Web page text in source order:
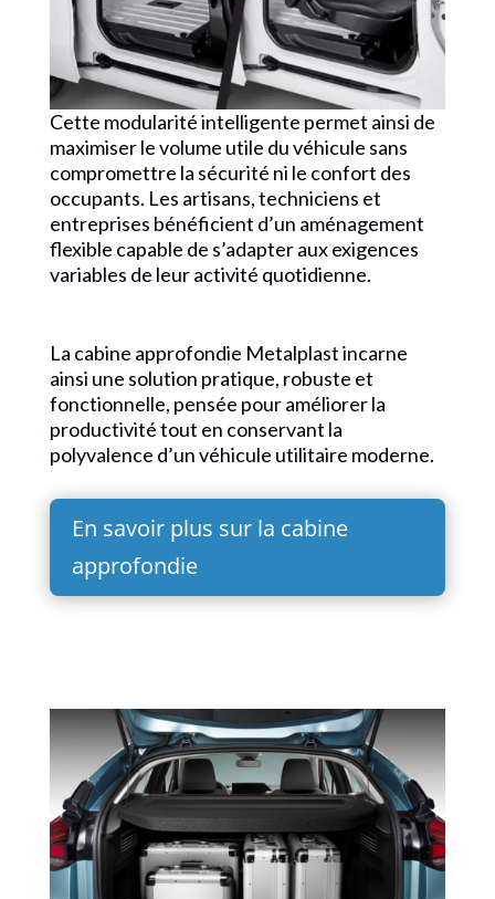
Cette modularité intelligente permet ainsi de
maximiser le volume utile du véhicule sans
compromettre la sécurité ni le confort des
occupants. Les artisans, techniciens et
entreprises bénéficient d’un aménagement
flexible capable de s’adapter aux exigences
variables de leur activité quotidienne.
La cabine approfondie Metalplast incarne
ainsi une solution pratique, robuste et
fonctionnelle, pensée pour améliorer la
productivité tout en conservant la
polyvalence d’un véhicule utilitaire moderne.
En savoir plus sur la cabine
approfondie